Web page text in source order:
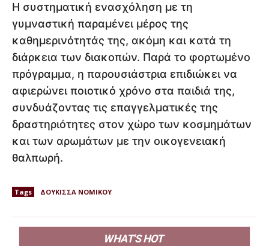
Η συστηματική ενασχόληση με τη
γυμναστική παραμένει μέρος της
καθημερινότητάς της, ακόμη και κατά τη
διάρκεια των διακοπών. Παρά το φορτωμένο
πρόγραμμα, η παρουσιάστρια επιδιώκει να
αφιερώνει ποιοτικό χρόνο στα παιδιά της,
συνδυάζοντας τις επαγγελματικές της
δραστηριότητες στον χώρο των κοσμημάτων
και των αρωμάτων με την οικογενειακή
θαλπωρή.
Tags ΔΟΥΚΙΣΣΑ ΝΟΜΙΚΟΥ
WHAT'S HOT